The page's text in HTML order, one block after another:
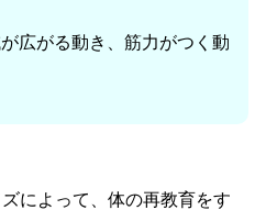
広がる動き、筋力がつく動
によって、体の再教育をす